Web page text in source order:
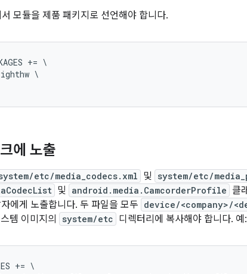
모듈을 제품 패키지로 선언해야 합니다.
+= \
\
에 노출
etc/media_codecs.xml 및 system/etc/
및 android.media.CamcorderProfile 클
에게 노출합니다. 두 파일을 모두 device/<company>/
템 이미지의
system/etc 디렉터리에 복사해야 합니다. 예:
+= \